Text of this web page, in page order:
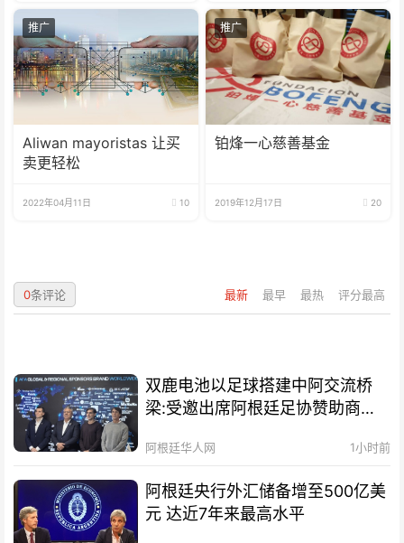
推广
Aliwan mayoristas 让买
卖更轻松
2022年04月11日 10
推广
铂烽一心慈善基金
2019年12月17日 20
最新 最早 最热 评分最高
0条评论
双鹿电池以足球搭建中阿交流桥
梁:受邀出席阿根廷足协赞助商招
阿根廷华人网 1小时前
阿根廷央行外汇储备增至500亿美
元 达近7年来最高水平